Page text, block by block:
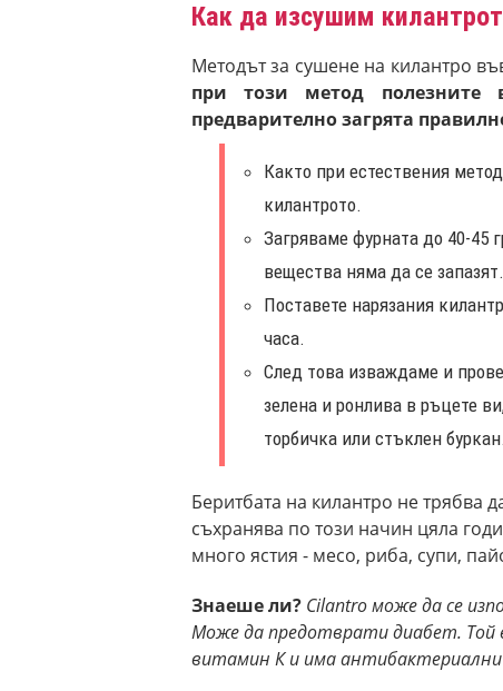
Как да изсушим
Методът за сушене на килантро
при този метод полезните
предварително загрята
Както при естествения
килантрото.
Загряваме фурната до 40-45
вещества няма да се запазят.
Поставете нарязания
часа.
След това изваждаме и
зелена и ронлива в ръцете
торбичка или стъклен буркан.
Беритбата на килантро не трябва
съхранява по този начин цяла
много ястия - месо, риба, супи,
Знаеше ли? Cilantro може да се
Може да предотврати диабет. Той
витамин К и има антибактериални